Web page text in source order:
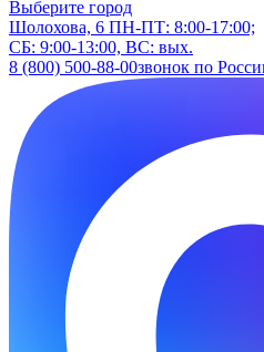
Выберите город
Шолохова, 6 ПН-ПТ: 8:00-17:00;
СБ: 9:00-13:00, ВС: вых.
8 (800) 500-88-00звонок по